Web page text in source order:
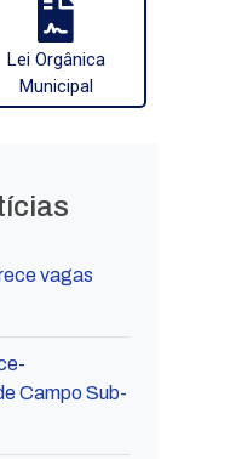
Lei Orgânica
Municipal
vagas
Campo Sub-